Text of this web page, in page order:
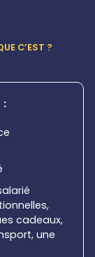
C’EST ?
:
cadeaux,
une